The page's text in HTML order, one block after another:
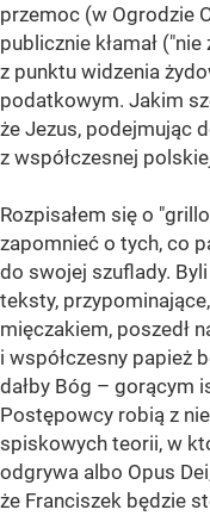
przemoc (w Ogrodzie
publicznie kłamał
z punktu widzenia
podatkowym. Jakim
że Jezus, podejmując
z współczesnej
Rozpisałem się o
zapomnieć o tych, co
do swojej szuflady.
teksty,
mięczakiem, poszedł
i współczesny papież
dałby Bóg – gorącym
Postępowcy robią z
spiskowych teorii, w
odgrywa albo Opus
że Franciszek będzie